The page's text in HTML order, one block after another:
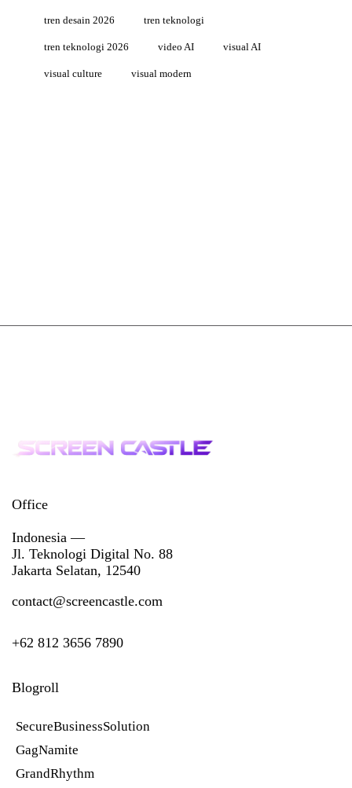
tren desain 2026 tren teknologi
tren teknologi 2026 video AI visual AI
visual culture visual modern
Office
Indonesia —
Jl. Teknologi Digital No. 88
Jakarta Selatan, 12540
contact@screencastle.com
+62 812 3656 7890
Blogroll
SecureBusinessSolution
GagNamite
GrandRhythm